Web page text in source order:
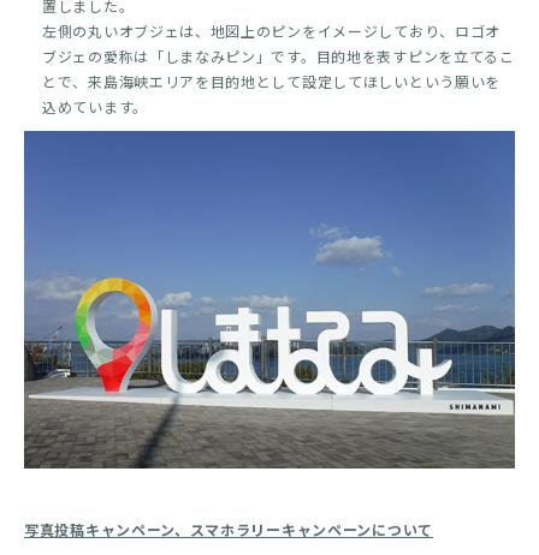
置しました。
左側の丸いオブジェは、地図上のピンをイメージしており、ロゴオ
ブジェの愛称は「しまなみピン」です。目的地を表すピンを立てるこ
とで、来島海峡エリアを目的地として設定してほしいという願いを
込めています。
写真投稿キャンペーン、スマホラリーキャンペーンについて